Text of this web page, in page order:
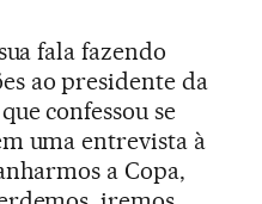
fala fazendo
ao presidente da
confessou se
uma entrevista à
a Copa,